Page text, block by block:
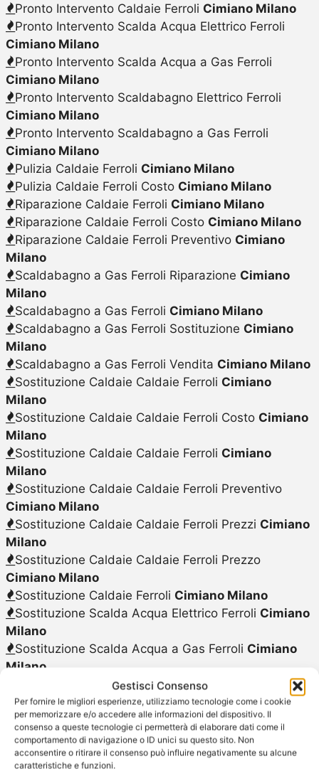
Gestisci Consenso
Per fornire le migliori esperienze, utilizziamo tecnologie come i cookie
per memorizzare e/o accedere alle informazioni del dispositivo. Il
consenso a queste tecnologie ci permetterà di elaborare dati come il
comportamento di navigazione o ID unici su questo sito. Non
acconsentire o ritirare il consenso può influire negativamente su alcune
caratteristiche e funzioni.
Pronto Intervento Caldaie Ferroli Cimiano Milano
Pronto Intervento Scalda Acqua Elettrico Ferroli
Cimiano Milano
Pronto Intervento Scalda Acqua a Gas Ferroli
Cimiano Milano
Pronto Intervento Scaldabagno Elettrico Ferroli
Cimiano Milano
Pronto Intervento Scaldabagno a Gas Ferroli
Cimiano Milano
Pulizia Caldaie Ferroli Cimiano Milano
Pulizia Caldaie Ferroli Costo Cimiano Milano
Riparazione Caldaie Ferroli Cimiano Milano
Riparazione Caldaie Ferroli Costo Cimiano Milano
Riparazione Caldaie Ferroli Preventivo Cimiano
Milano
Scaldabagno a Gas Ferroli Riparazione Cimiano
Milano
Scaldabagno a Gas Ferroli Cimiano Milano
Scaldabagno a Gas Ferroli Sostituzione Cimiano
Milano
Scaldabagno a Gas Ferroli Vendita Cimiano Milano
Sostituzione Caldaie Caldaie Ferroli Cimiano
Milano
Sostituzione Caldaie Caldaie Ferroli Costo Cimiano
Milano
Sostituzione Caldaie Caldaie Ferroli Cimiano
Milano
Sostituzione Caldaie Caldaie Ferroli Preventivo
Cimiano Milano
Sostituzione Caldaie Caldaie Ferroli Prezzi Cimiano
Milano
Sostituzione Caldaie Caldaie Ferroli Prezzo
Cimiano Milano
Sostituzione Caldaie Ferroli Cimiano Milano
Sostituzione Scalda Acqua Elettrico Ferroli Cimiano
Milano
Sostituzione Scalda Acqua a Gas Ferroli Cimiano
Milano
Sostituzione Scaldabagno Elettrico Ferroli
Cimiano
Milano
Sostituzione Scaldabagno a Gas FerroliCimiano
Milano